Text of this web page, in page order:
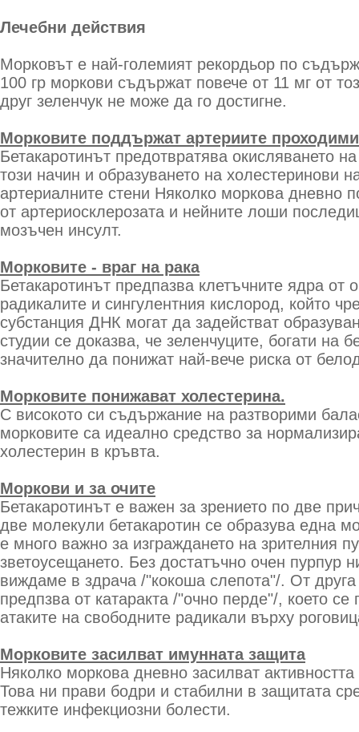
Лечебни действия
Морковът е най-големият рекордьор по
100 гр моркови съдържат повече от 11 мг от
друг зеленчук не може да го достигне.
Морковите поддържат артериите проходими
Бетакаротинът предотвратява окисляването
този начин и образуването на холестеринови
артериалните стени Няколко моркова дневно
от артериосклерозата и нейните лоши
мозъчен инсулт.
Морковите - враг на рака
Бетакаротинът предпазва клетъчните ядра от
радикалите и сингулентния кислород, който
субстанция ДНК могат да задействат
студии се доказва, че зеленчуците, богати на
значително да понижат най-вече риска от
Морковите понижават холестерина.
С високото си съдържание на разтворими
морковите са идеално средство за
холестерин в кръвта.
Моркови и за очите
Бетакаротинът е важен за зрението по две
две молекули бетакаротин се образува една
е много важно за изграждането на зрителния
зветоусещането. Без достатъчно очен пурпур
виждаме в здрача /"кокоша слепота"/. От друга
предпзва от катаракта /"очно перде"/, което се
атаките на свободните радикали върху
Морковите засилват имунната защита
Няколко моркова дневно засилват
Това ни прави бодри и стабилни в защитата
тежките инфекциозни болести.